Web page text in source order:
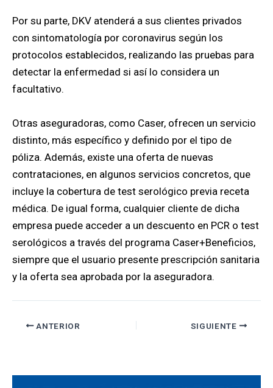
Por su parte, DKV atenderá a sus clientes privados
con sintomatología por coronavirus según los
protocolos establecidos, realizando las pruebas para
detectar la enfermedad si así lo considera un
facultativo.
Otras aseguradoras, como Caser, ofrecen un servicio
distinto, más específico y definido por el tipo de
póliza. Además, existe una oferta de nuevas
contrataciones, en algunos servicios concretos, que
incluye la cobertura de test serológico previa receta
médica. De igual forma, cualquier cliente de dicha
empresa puede acceder a un descuento en PCR o test
serológicos a través del programa Caser+Beneficios,
siempre que el usuario presente prescripción sanitaria
y la oferta sea aprobada por la aseguradora.
ANTERIOR SIGUIENTE